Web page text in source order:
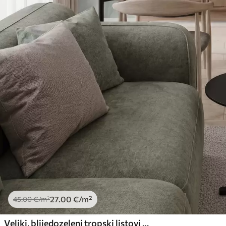
45.00€/m²27.00 €/m²
Veliki, blijedozeleni tropski listovi s mekim, pastelnim bojama, teksturirana umjetnost